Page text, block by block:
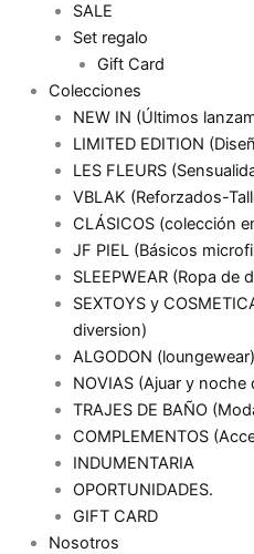
SALE
Set regalo
Gift Card
Colecciones
NEW IN (Últimos
LIMITED EDITION
LES FLEURS
VBLAK (Reforzados-
CLÁSICOS (colección
JF PIEL (Básicos
SLEEPWEAR (Ropa de
SEXTOYS y
diversion)
ALGODON (loungewear)
NOVIAS (Ajuar y noche
TRAJES DE BAÑO
COMPLEMENTOS
INDUMENTARIA
OPORTUNIDADES.
GIFT CARD
Nosotros